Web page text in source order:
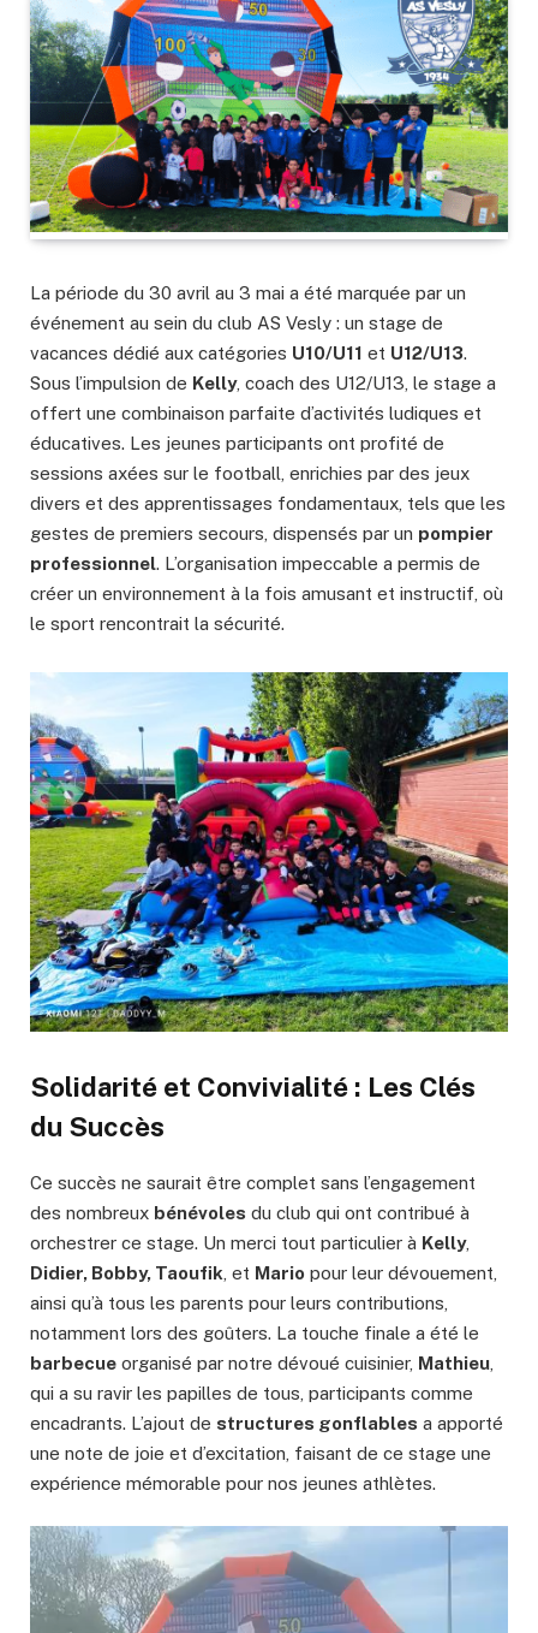
La période du 30 avril au 3 mai a été marquée par un
événement au sein du club AS Vesly : un stage de
vacances dédié aux catégories U10/U11 et U12/U13.
Sous l’impulsion de Kelly, coach des U12/U13, le stage a
offert une combinaison parfaite d’activités ludiques et
éducatives. Les jeunes participants ont profité de
sessions axées sur le football, enrichies par des jeux
divers et des apprentissages fondamentaux, tels que les
gestes de premiers secours, dispensés par un pompier
professionnel. L’organisation impeccable a permis de
créer un environnement à la fois amusant et instructif, où
le sport rencontrait la sécurité.
Solidarité et Convivialité : Les Clés
du Succès
Ce succès ne saurait être complet sans l’engagement
des nombreux bénévoles du club qui ont contribué à
orchestrer ce stage. Un merci tout particulier à Kelly,
Didier, Bobby, Taoufik , et Mario pour leur dévouement,
ainsi qu’à tous les parents pour leurs contributions,
notamment lors des goûters. La touche finale a été le
barbecue organisé par notre dévoué cuisinier, Mathieu
qui a su ravir les papilles de tous, participants comme
encadrants. L’ajout de structures gonflables a apporté
une note de joie et d’excitation, faisant de ce stage une
expérience mémorable pour nos jeunes athlètes.
Lecteur
vidéo